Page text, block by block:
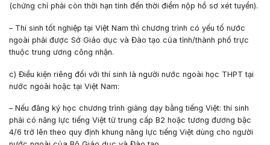
(chứng chỉ phải còn thời hạn tính đến thời điểm nộp hồ sơ xét tuyển).
– Thí sinh tốt nghiệp tại Việt Nam thì chương trình có yếu tố nước
ngoài phải được Sở Giáo dục và Đào tạo của tỉnh/thành phố trực
thuộc trung ương công nhận.
c) Điều kiện riêng đối với thí sinh là người nước ngoài học THPT tại
nước ngoài hoặc tại Việt Nam:
– Nếu đăng ký học chương trình giảng dạy bằng tiếng Việt: thí sinh
phải có năng lực tiếng Việt từ trung cấp B2 hoặc tương đương bậc
4/6 trở lên theo quy định khung năng lực tiếng Việt dùng cho người